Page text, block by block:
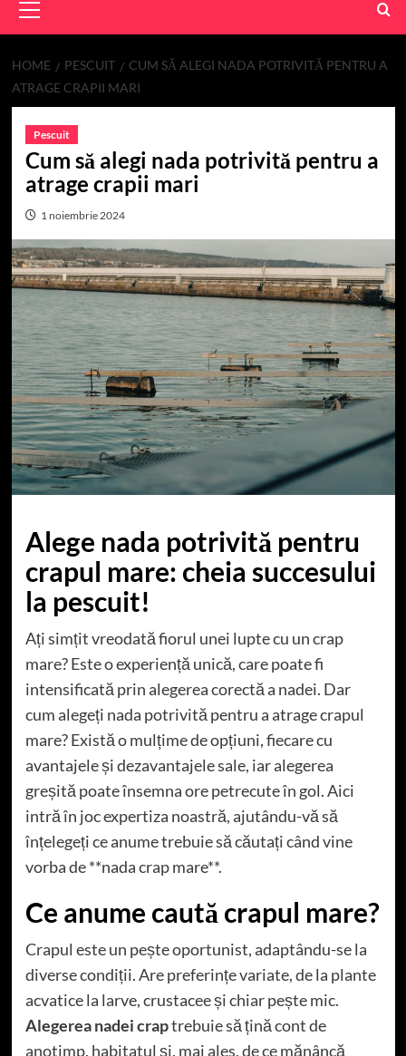
Menu
HOME PESCUIT
CUM SĂ ALEGI NADA POTRIVITĂ PENTRU A
ATRAGE CRAPII MARI
Pescuit
Cum să alegi nada potrivită pentru a
atrage crapii mari
1 noiembrie 2024
Alege nada potrivită pentru
crapul mare: cheia succesului
la pescuit!
Ați simțit vreodată fiorul unei lupte cu un crap
mare? Este o experiență unică, care poate fi
intensificată prin alegerea corectă a nadei. Dar
cum alegeți nada potrivită pentru a atrage crapul
mare? Există o mulțime de opțiuni, fiecare cu
avantajele și dezavantajele sale, iar alegerea
greșită poate însemna ore petrecute în gol. Aici
intră în joc expertiza noastră, ajutându-vă să
înțelegeți ce anume trebuie să căutați când vine
vorba de **nada crap mare**.
Ce anume caută crapul mare?
Crapul este un pește oportunist, adaptându-se la
diverse condiții. Are preferințe variate, de la plante
acvatice la larve, crustacee și chiar pește mic.
Alegerea nadei craptrebuie să țină cont de
anotimp, habitatul și, mai ales, de ce mănâncă